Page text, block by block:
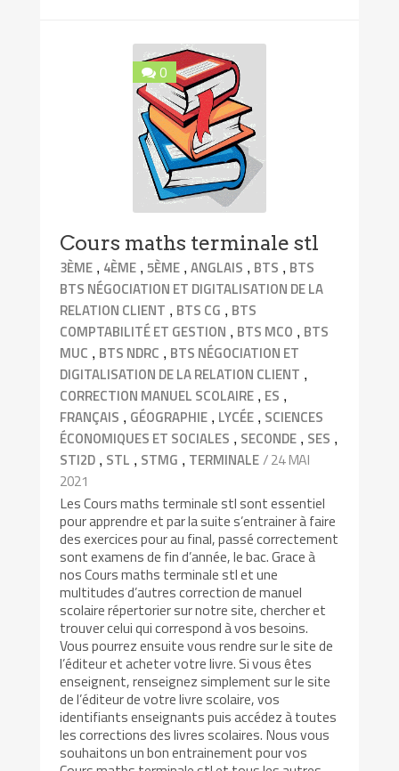
0
Cours maths terminale stl
3ÈME , 4ÈME ,5ÈME ,ANGLAIS , BTS , BTS
BTS NÉGOCIATION ET DIGITALISATION DE LA
RELATION CLIENT , BTS CG , BTS
COMPTABILITÉ ET GESTION , BTS MCO , BTS
MUC , BTS NDRC , BTS NÉGOCIATION ET
DIGITALISATION DE LA RELATION CLIENT ,
CORRECTION MANUEL SCOLAIRE , ES ,
FRANÇAIS , GÉOGRAPHIE , LYCÉE , SCIENCES
ÉCONOMIQUES ET SOCIALES , SECONDE , SES ,
STI2D , STL , STMG , TERMINALE/ 24 MAI
2021
Les Cours maths terminale stl sont essentiel
pour apprendre et par la suite s’entrainer à faire
des exercices pour au final, passé correctement
sont examens de fin d’année, le bac. Grace à
nos Cours maths terminale stl et une
multitudes d’autres correction de manuel
scolaire répertorier sur notre site, chercher et
trouver celui qui correspond à vos besoins.
Vous pourrez ensuite vous rendre sur le site de
l’éditeur et acheter votre livre. Si vous êtes
enseignent, renseignez simplement sur le site
de l’éditeur de votre livre scolaire, vos
identifiants enseignants puis accédez à toutes
les corrections des livres scolaires. Nous vous
souhaitons un bon entrainement pour vos